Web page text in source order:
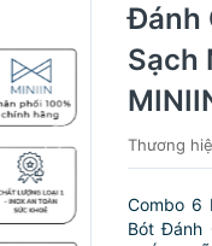
Đánh
Sạch
Thương
Combo 6
Bót Đánh